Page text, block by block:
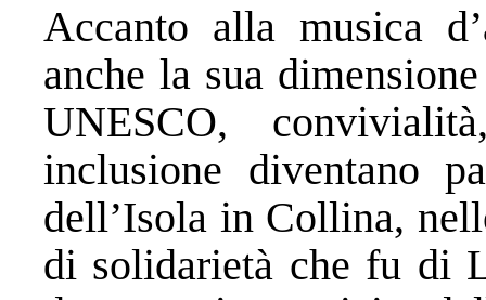
Accanto alla musica
anche la sua
UNESCO,
inclusione diventano
dell’Isola in Collina,
di solidarietà che fu di